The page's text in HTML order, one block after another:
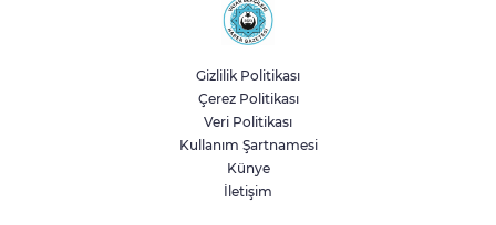
Sakarya’da ücretsiz doğalgaza
kavuşacaklar
Yalova'da makine arızası yapan tanker
güvenli bölgeye çekildi
Eskişehir Büyükşehir’den kırsal
Gizlilik Politikası
Çerez Politikası
Veri Politikası
Kullanım Şartnamesi
Künye
İletişim